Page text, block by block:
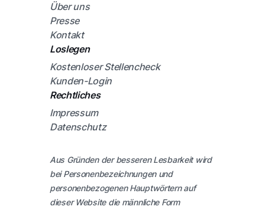
Über uns
Presse
Kontakt
Loslegen
Kostenloser Stellencheck
Kunden-Login
Rechtliches
Impressum
Datenschutz
Aus Gründen der besseren Lesbarkeit wird
bei Personenbezeichnungen und
personenbezogenen Hauptwörtern auf
dieser Website die männliche Form